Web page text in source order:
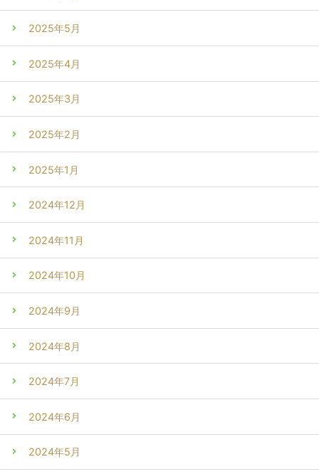
2025年5月
2025年4月
2025年3月
2025年2月
2025年1月
2024年12月
2024年11月
2024年10月
2024年9月
2024年8月
2024年7月
2024年6月
2024年5月